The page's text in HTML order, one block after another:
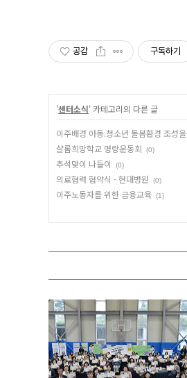
공감 구독하기
'센터소식' 카테고리의 다른 글
이주배경 아동.청소년 돌봄환경 조성
샬롬희망학교 명랑운동회 (0)
추석맞이 나들이 (0)
의료협력 협약식 - 현대병원 (0)
이주노동자를 위한 금융교육 (1)